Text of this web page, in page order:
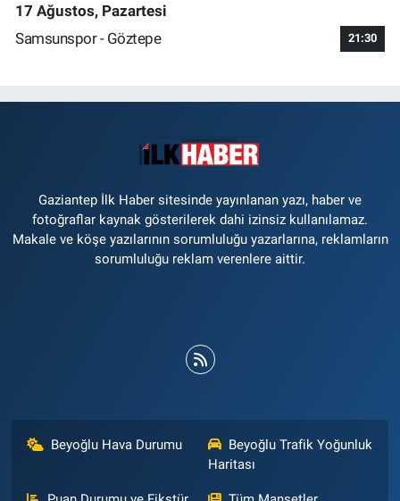
17 Ağustos, Pazartesi
Samsunspor - Göztepe
21:30
Gaziantep İlk Haber sitesinde yayınlanan yazı, haber ve
fotoğraflar kaynak gösterilerek dahi izinsiz kullanılamaz.
Makale ve köşe yazılarının sorumluluğu yazarlarına, reklamların
sorumluluğu reklam verenlere aittir.
Beyoğlu Hava Durumu
Beyoğlu Trafik Yoğunluk
Haritası